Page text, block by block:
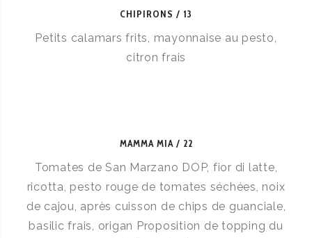
CHIPIRONS 13
Petits calamars frits, mayonnaise au pesto,
citron frais
MAMMA MIA 22
Tomates de San Marzano DOP, fior di latte,
ricotta, pesto rouge de tomates séchées, noix
de cajou, après cuisson de chips de guanciale,
basilic frais, origan Proposition de topping du